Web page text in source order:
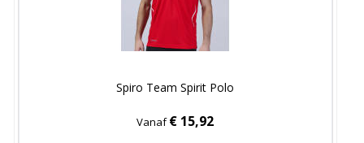
Spiro Team Spirit Polo
Vanaf€ 15,92